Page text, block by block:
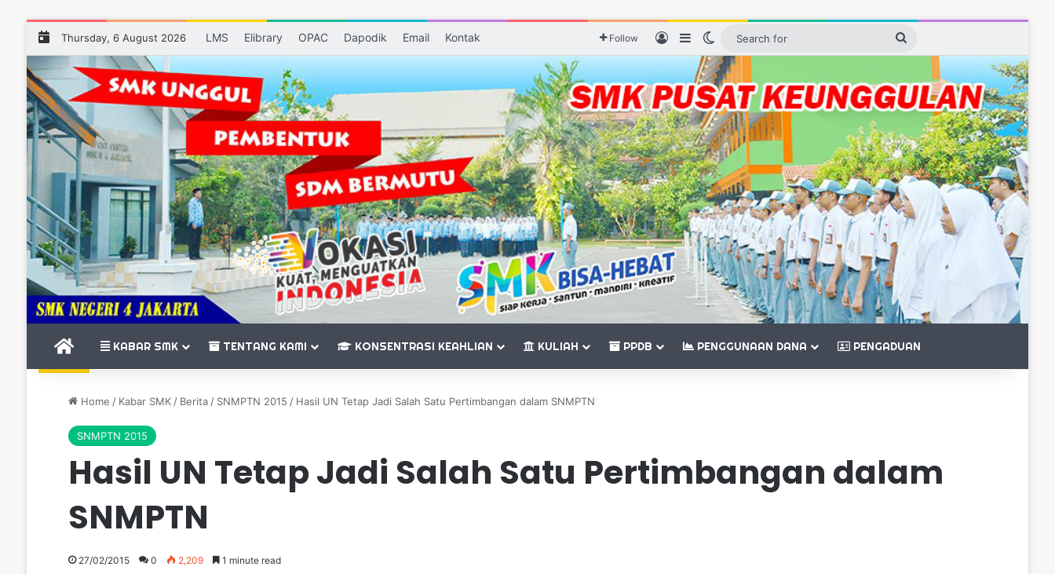
Thursday, 6 August 2026 LMS Elibrary OPAC Dapodik Email Kontak Follow Log InSidebarSwitch skin
BERANDAKABAR SMK TENTANG KAMI KONSENTRASI KEAHLIAN KULIAH PPDB PENGGUNAAN DANA PENGADUAN
Home / Kabar SMK / Berita / SNMPTN 2015 / Hasil UN Tetap Jadi Salah Satu Pertimbangan dalam SNMPTN
SNMPTN 2015
Hasil UN Tetap Jadi Salah Satu Pertimbangan dalam
SNMPTN
27/02/2015 0 2,209 1 minute read